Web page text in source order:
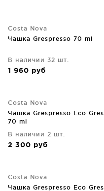
Costa Nova
Чашка Grespresso 70 ml
В наличии 32 шт.
1 960 руб
Costa Nova
Чашка Grespresso Eco Gres
70 ml
В наличии 2 шт.
2 300 руб
Costa Nova
Чашка Grespresso Eco Gres